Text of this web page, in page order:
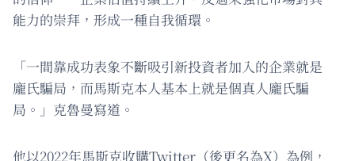
能力的崇拜，形成一種自我循環。
「一間靠成功表象不斷吸引新投資者加入的企業就是
龐氏騙局，而馬斯克本人基本上就是個真人龐氏騙
局。」克魯曼寫道。
他以2022年馬斯克收購Twitter（後更名為X）為例，